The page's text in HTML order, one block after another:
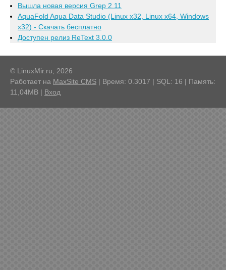
Вышла новая версия Grep 2.11
AquaFold Aqua Data Studio (Linux x32, Linux x64, Windows
x32) - Скачать бесплатно
Доступен релиз ReText 3.0.0
© LinuxMir.ru, 2026
Работает на MaxSite CMS | Время: 0.3017 | SQL: 16 | Память:
11,04MB | Вход